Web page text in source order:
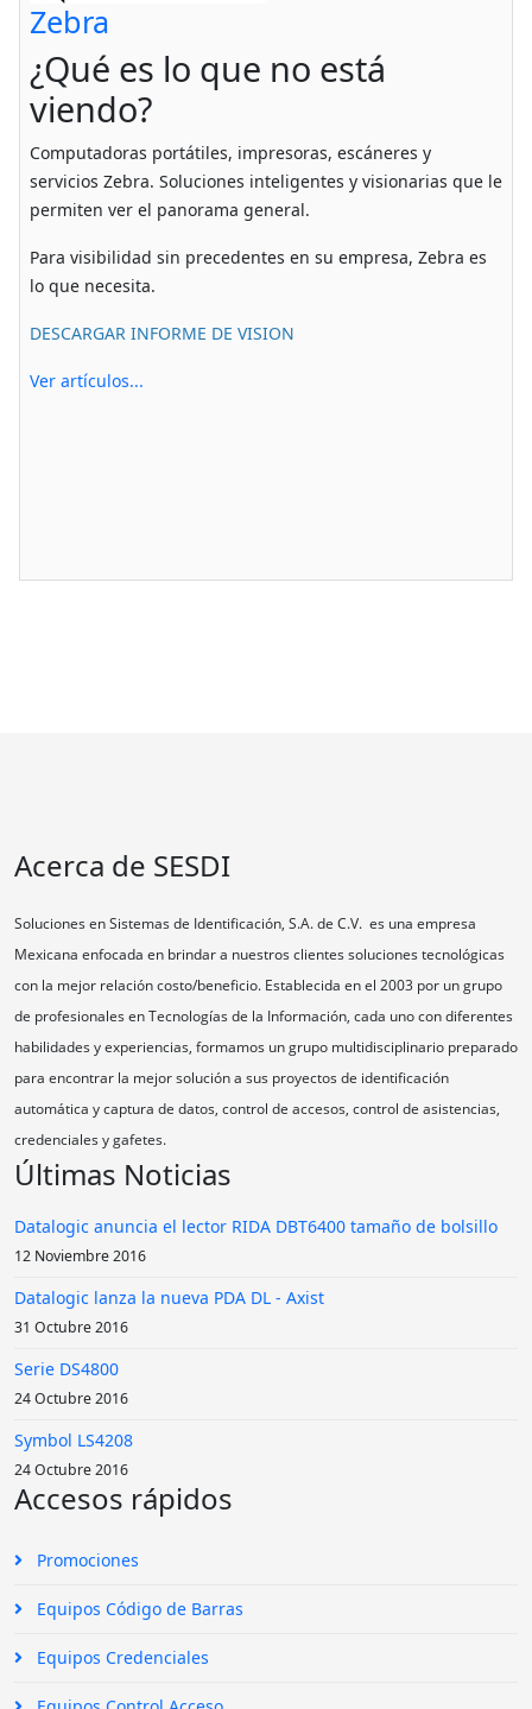
Zebra
¿Qué es lo que no está
viendo?
Computadoras portátiles, impresoras, escáneres y
servicios Zebra. Soluciones inteligentes y visionarias que le
permiten ver el panorama general.
Para visibilidad sin precedentes en su empresa, Zebra es
lo que necesita.
DESCARGAR INFORME DE VISION
Ver artículos...
Acerca de SESDI
Soluciones en Sistemas de Identificación, S.A. de C.V. es una empresa
Mexicana enfocada en brindar a nuestros clientes soluciones tecnológicas
con la mejor relación costo/beneficio. Establecida en el 2003 por un grupo
de profesionales en Tecnologías de la Información, cada uno con diferentes
habilidades y experiencias, formamos un grupo multidisciplinario preparado
para encontrar la mejor solución a sus proyectos de identificación
automática y captura de datos, control de accesos, control de asistencias,
credenciales y gafetes.
Últimas Noticias
Datalogic anuncia el lector RIDA DBT6400 tamaño de bolsillo
12 Noviembre 2016
Datalogic lanza la nueva PDA DL - Axist
31 Octubre 2016
Serie DS4800
24 Octubre 2016
Symbol LS4208
24 Octubre 2016
Accesos rápidos
Promociones
Equipos Código de Barras
Equipos Credenciales